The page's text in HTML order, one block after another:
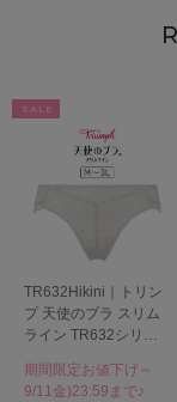
SALE
TR632Hikini｜トリン
プ 天使のブラ スリム
ライン TR632シリー
ーツ M/L/LL/3L
期間限定お値下げ～
9/11金)23:59まで♪